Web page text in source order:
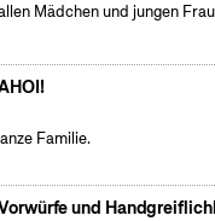
Mädchen und jungen
Familie.
und